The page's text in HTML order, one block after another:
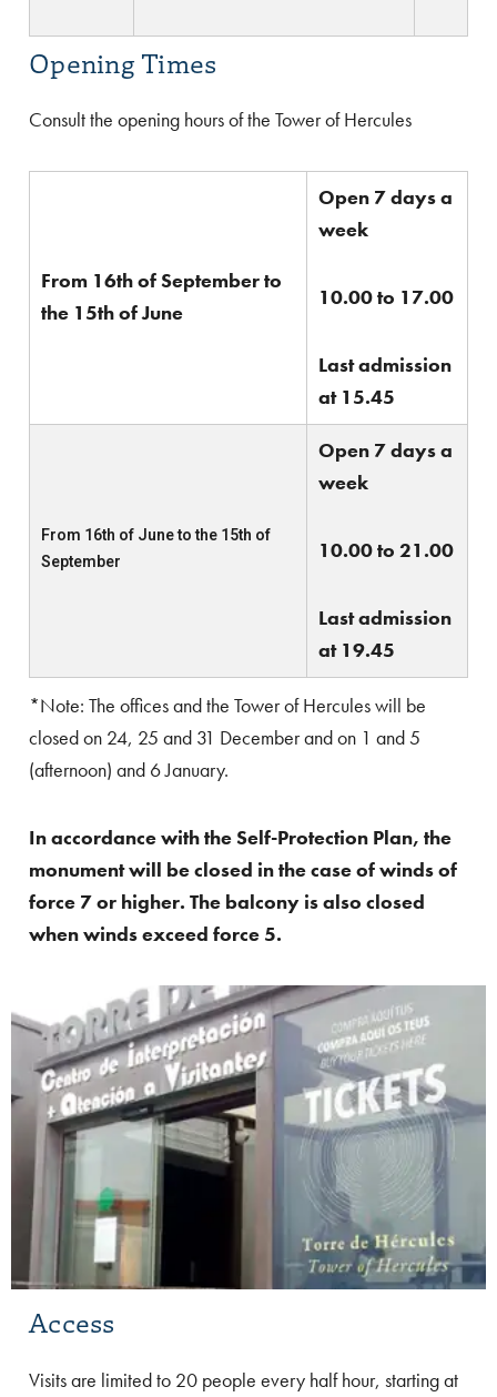
Opening Times
Consult the opening hours of the Tower of Hercules
From 16th of September to
the 15th of June
Open 7 days a
week
10.00 to 17.00
Last admission
at 15.45
From 16th of June to the 15th of
September
Open 7 days a
week
10.00 to 21.00
Last admission
at 19.45
*Note: The offices and the Tower of Hercules will be
closed on 24, 25 and 31 December and on 1 and 5
(afternoon) and 6 January.
In accordance with the Self-Protection Plan, the
monument will be closed in the case of winds of
force 7 or higher. The balcony is also closed
when winds exceed force 5.
Access
Visits are limited to 20 people every half hour, starting at